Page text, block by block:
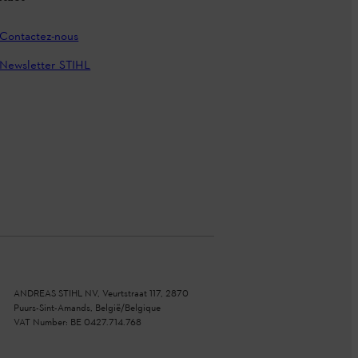
Contactez-nous
Newsletter STIHL
ANDREAS STIHL NV, Veurtstraat 117, 2870
Puurs-Sint-Amands, België/Belgique
VAT Number: BE 0427.714.768